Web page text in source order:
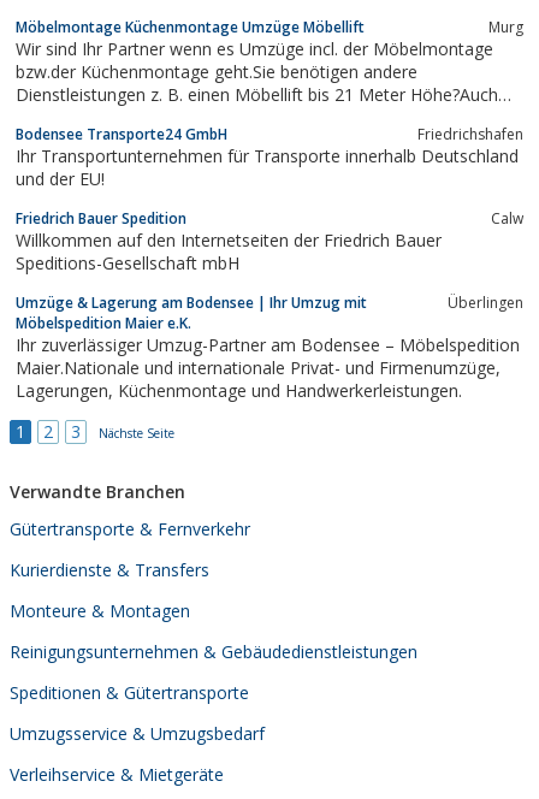
Möbelmontage Küchenmontage Umzüge Möbellift Murg
Wir sind Ihr Partner wenn es Umzüge incl. der Möbelmontage
bzw.der Küchenmontage geht.Sie benötigen andere
Dienstleistungen z. B. einen Möbellift bis 21 Meter Höhe?Auch
Profi!
Bodensee Transporte24 GmbH Friedrichshafen
Ihr Transportunternehmen für Transporte innerhalb Deutschland
und der EU!
Friedrich Bauer Spedition Calw
Willkommen auf den Internetseiten der Friedrich Bauer
Speditions-Gesellschaft mbH
Umzüge & Lagerung am Bodensee | Ihr Umzug mit
Möbelspedition Maier e.K.
Überlingen
Ihr zuverlässiger Umzug-Partner am Bodensee – Möbelspedition
Maier.Nationale und internationale Privat- und Firmenumzüge,
Lagerungen, Küchenmontage und Handwerkerleistungen.
1
2 3 Nächste Seite
Verwandte Branchen
Gütertransporte & Fernverkehr
Kurierdienste & Transfers
Monteure & Montagen
Reinigungsunternehmen & Gebäudedienstleistungen
Speditionen & Gütertransporte
Umzugsservice & Umzugsbedarf
Verleihservice & Mietgeräte